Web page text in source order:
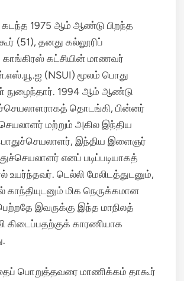
கடந்த 1975 ஆம் ஆண்டு பிறந்த
(51), தனது கல்லூரிப்
காங்கிரஸ் கட்சியின் மாணவர்
(NSUI) மூலம் பொது
1994 ஆம் ஆண்டு
தொடங்கி, பின்னர்
மற்றும் அகில இந்திய
இந்திய இளைஞர்
எனப் படிப்படியாகத்
உயர்ந்தவர். டெல்லி மேலிடத்துடனும்,
காந்தியுடனும் மிக நெருக்கமான
இவருக்கு இந்த மாநிலத்
கிடைப்பதற்குக் காரணியாக
பொறுத்தவரை மாணிக்கம் தாகூர்